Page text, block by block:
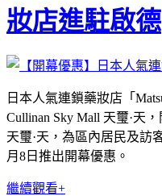
妝店進駐啟德
日本人氣連鎖藥妝店「
Cullinan Sky Mall 天璽·天
天璽·天，為區內居民及訪
月8日推出開幕優惠。
繼續觀看+